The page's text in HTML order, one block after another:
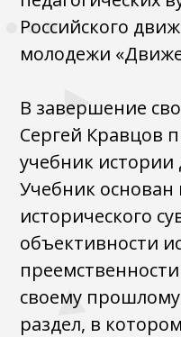
Российского
молодежи
В завершение
Сергей Кравцов
учебник истории
Учебник
исторического
объективности
своему
раздел, в